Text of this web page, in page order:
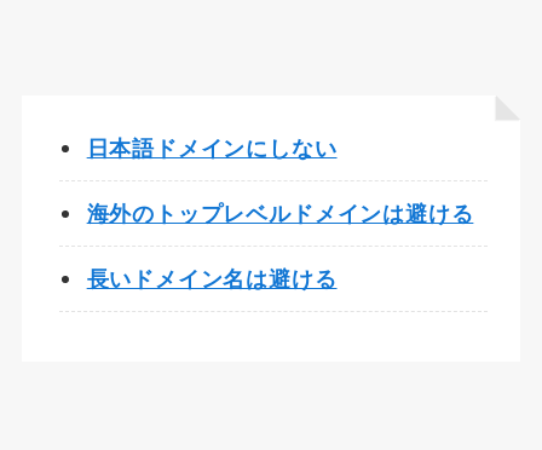
日本語ドメインにしない
海外のトップレベルドメインは避ける
長いドメイン名は避ける